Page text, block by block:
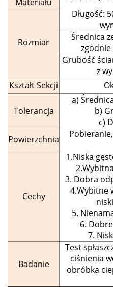
Rozmiar
Długość:
Średnica
Grubość
z
Kształt Sekcji
Tolerancja
a)
b)
c)
Powierzchnia
Cechy
1.Niska
3. Dobra
4.Wybitne
5.
6.
7.
Badanie
Test
ciśnienia
obróbka